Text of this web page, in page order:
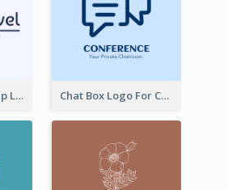
Cartoon Spaceship Logo Chat Box Logo For Chatroom Services